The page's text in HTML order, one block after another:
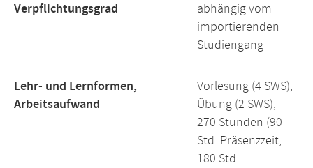
Verpflichtungsgrad
abhängig vom
importierenden
Studiengang
Lehr- und Lernformen,
Arbeitsaufwand
Vorlesung (4 SWS),
Übung (2 SWS),
270 Stunden (90
Std. Präsenzzeit,
180 Std.